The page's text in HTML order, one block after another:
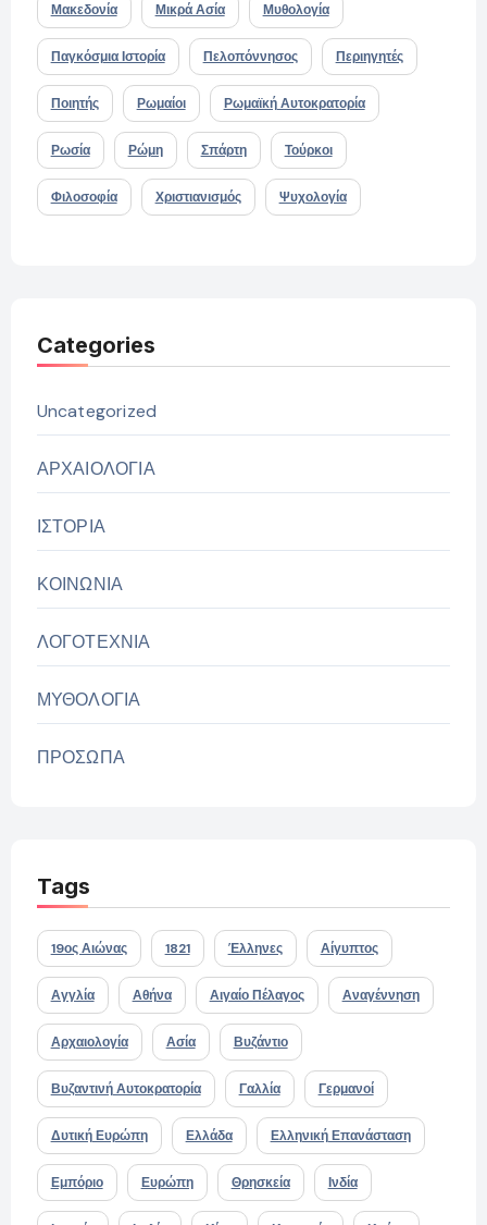
Μακεδονία Μικρά Ασία Μυθολογία
Παγκόσμια Ιστορία Πελοπόννησος Περιηγητές
Ποιητής Ρωμαίοι Ρωμαϊκή Αυτοκρατορία
Ρωσία Ρώμη Σπάρτη Τούρκοι
Φιλοσοφία Χριστιανισμός Ψυχολογία
Categories
Uncategorized
ΑΡΧΑΙΟΛΟΓΙΑ
ΙΣΤΟΡΙΑ
ΚΟΙΝΩΝΙΑ
ΛΟΓΟΤΕΧΝΙΑ
ΜΥΘΟΛΟΓΙΑ
ΠΡΟΣΩΠΑ
Tags
19ος Αιώνας 1821 Έλληνες Αίγυπτος
Αγγλία Αθήνα Αιγαίο Πέλαγος Αναγέννηση
Αρχαιολογία Ασία Βυζάντιο
Βυζαντινή Αυτοκρατορία Γαλλία Γερμανοί
Δυτική Ευρώπη Ελλάδα Ελληνική Επανάσταση
Εμπόριο Ευρώπη Θρησκεία Ινδία